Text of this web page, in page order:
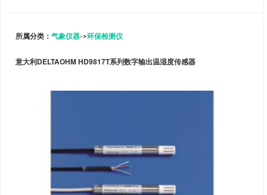
所属分类： 气象仪器->环保检测仪
意大利DELTAOHM HD9817T系列数字输出温湿度传感器